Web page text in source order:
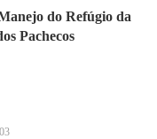
do Refúgio da
Pachecos